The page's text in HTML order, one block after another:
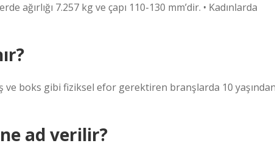
ağırlığı 7.257 kg ve çapı 110-130 mm’dir. • Kadınlarda
boks gibi fiziksel efor gerektiren branşlarda 10
ad verilir?